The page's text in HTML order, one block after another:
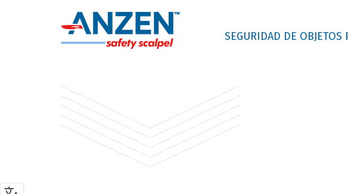
SEGURIDAD DE OBJETOS